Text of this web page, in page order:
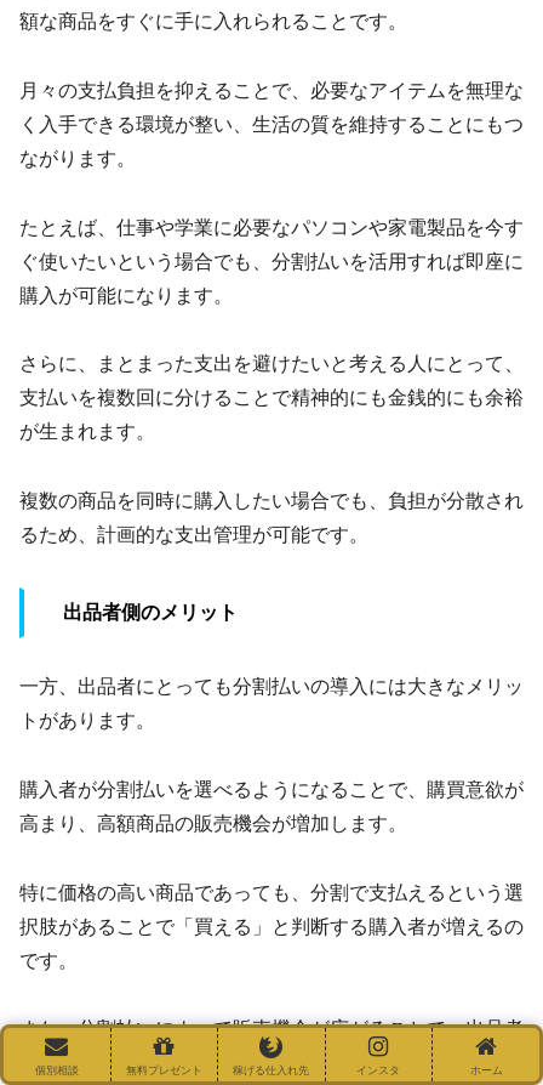
額な商品をすぐに手に入れられることです。
月々の支払負担を抑えることで、必要なアイテムを無理な
く入手できる環境が整い、生活の質を維持することにもつ
ながります。
たとえば、仕事や学業に必要なパソコンや家電製品を今す
ぐ使いたいという場合でも、分割払いを活用すれば即座に
購入が可能になります。
さらに、まとまった支出を避けたいと考える人にとって、
支払いを複数回に分けることで精神的にも金銭的にも余裕
が生まれます。
複数の商品を同時に購入したい場合でも、負担が分散され
るため、計画的な支出管理が可能です。
出品者側のメリット
一方、出品者にとっても分割払いの導入には大きなメリッ
トがあります。
購入者が分割払いを選べるようになることで、購買意欲が
高まり、高額商品の販売機会が増加します。
特に価格の高い商品であっても、分割で支払えるという選
択肢があることで「買える」と判断する購入者が増えるの
です。
また、分割払いによって販売機会が広がることで、出品者
の在庫回転率が向上し、結果として売上アップにもつなが
個別相談 無料プレゼント 稼げる仕入れ先 インスタ ホーム